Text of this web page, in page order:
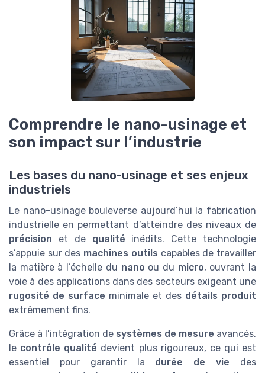
Comprendre le nano-usinage et
son impact sur l’industrie
Les bases du nano-usinage et ses enjeux
industriels
Le nano-usinage bouleverse aujourd’hui la fabrication
industrielle en permettant d’atteindre des niveaux de
précision et de qualité inédits. Cette technologie
s’appuie sur des machines outils capables de travailler
la matière à l’échelle du nano ou du micro, ouvrant la
voie à des applications dans des secteurs exigeant une
rugosité de surface minimale et des détails produit
extrêmement fins.
Grâce à l’intégration de systèmes de mesure avancés,
le contrôle qualité devient plus rigoureux, ce qui est
essentiel pour garantir la durée de vie des